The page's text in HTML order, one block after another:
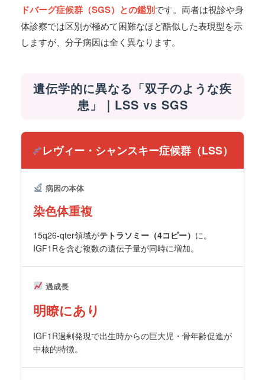
ドバーグ症候群（SGS）との鑑別です。両者は視診や身
体診察では区別が極めて困難なほど酷似した表現型を示
しますが、分子病因は全く異なります。
遺伝学的に異なる「双子のような疾
患」｜LSS vs SGS
レヴィー・シャンスキー症候群（LSS）
病因の本体
染色体重複
15q26-qter領域がテトラソミー（4コピー） に。
IGF1Rを含む複数の遺伝子量が同時に増加。
過成長
明瞭にあり
IGF1R過剰発現で出生時からの巨大児・骨年齢促進が
中核的特徴。